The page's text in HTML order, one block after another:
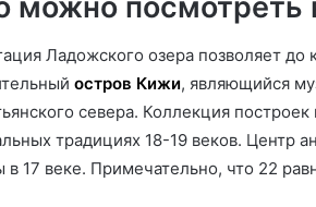
Ладожского озера позволяет до
остров Кижи, являющийся
севера. Коллекция
традициях 18-19 веков. Центр
в 17 веке. Примечательно, что 22